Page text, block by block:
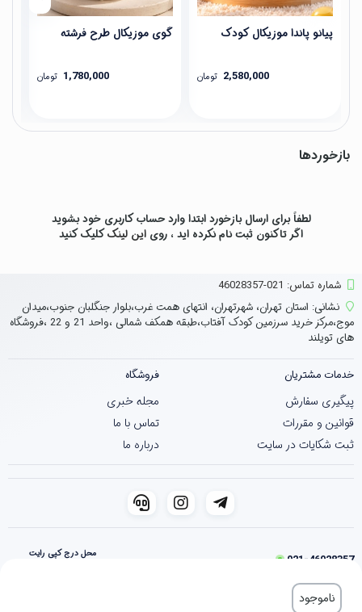
ناموجود
پیانو پاندا موزیکال کودک
2,580,000 تومان
گوی موزیکال طرح فرشته
1,780,000 تومان
بازخوردها
لطفاً برای ارسال بازخورد ابتدا وارد حساب کاربری خود بشوید
اگر تاکنون ثبت نام نکرده اید ، روی این لینککلیک کنید
شماره تماس‌: 021-46028357
نشانی: استان تهران، شهرتهران، انتهای همت غرب،بلوار جنگلبان جنوب،میدان
موج،مرکز خرید سرزمین کودک آفتاب،طبقه همکف شمالی ،واحد 21 و 22 ،فروشگاه
های تویلند
خدمات مشتریان
پیگیری سفارش
قوانین و مقررات
ثبت شکایات در سایت
فروشگاه
مجله خبری
تماس با ما
درباره ما
021-46028357
محل درج کپی رایت